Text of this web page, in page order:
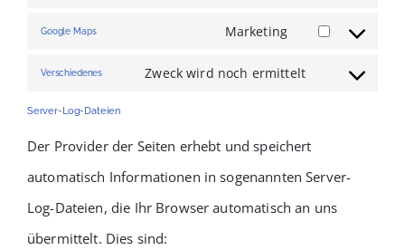
service
service
Google Maps Marketing
to
google-
maps
Verschiedenes Zweck wird noch ermittelt
Server-Log-Dateien
Der Provider der Seiten erhebt und speichert
automatisch Informationen in sogenannten Server-
Log-Dateien, die Ihr Browser automatisch an uns
übermittelt. Dies sind: